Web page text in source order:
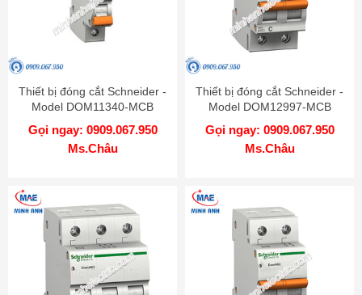
Thiết bị đóng cắt Schneider -
Model DOM11340-MCB
Gọi ngay: 0909.067.950
Ms.Châu
Thiết bị đóng cắt Schneider -
Model DOM12997-MCB
Gọi ngay: 0909.067.950
Ms.Châu